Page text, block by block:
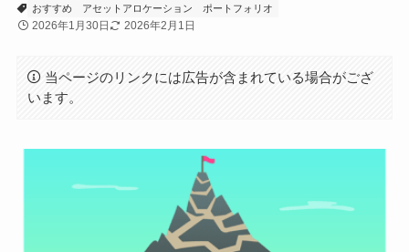
おすすめ アセットアロケーション ポートフォリオ
2026年1月30日 2026年2月1日
当ページのリンクには広告が含まれている場合がござ
います。